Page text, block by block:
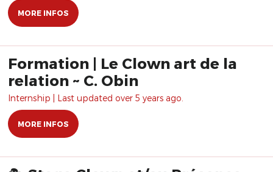
MORE INFOS
Formation | Le Clown art de la
relation ~ C. Obin
Internship | Last updated over 5 years ago.
MORE INFOS